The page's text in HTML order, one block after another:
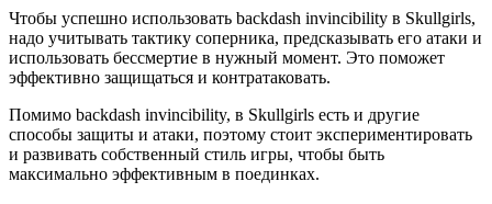
Чтобы успешно использовать backdash invincibility в Skullgirls,
надо учитывать тактику соперника, предсказывать его атаки и
использовать бессмертие в нужный момент. Это поможет
эффективно защищаться и контратаковать.
Помимо backdash invincibility, в Skullgirls есть и другие
способы защиты и атаки, поэтому стоит экспериментировать
и развивать собственный стиль игры, чтобы быть
максимально эффективным в поединках.